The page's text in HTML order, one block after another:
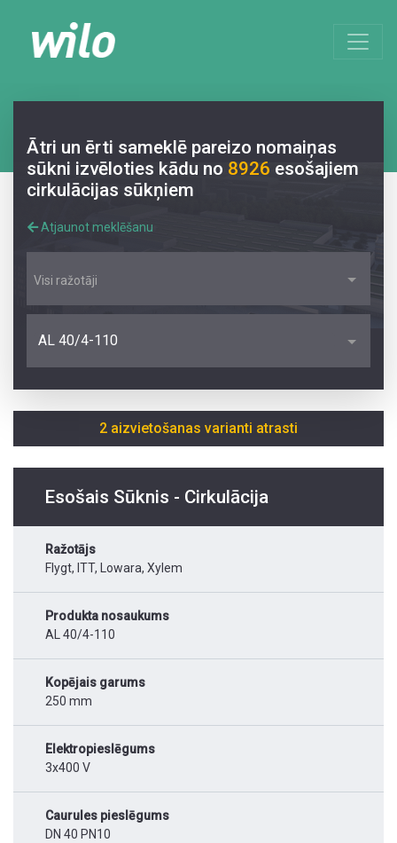
Ātri un ērti sameklē pareizo nomaiņas
sūkni izvēloties kādu no 8926 esošajiem
cirkulācijas sūkņiem
Atjaunot meklēšanu
Visi ražotāji
AL 40/4-110
2 aizvietošanas varianti atrasti
Esošais Sūknis - Cirkulācija
Ražotājs
Flygt, ITT, Lowara, Xylem
Produkta nosaukums
AL 40/4-110
Kopējais garums
250 mm
Elektropieslēgums
3x400 V
Caurules pieslēgums
DN 40 PN10